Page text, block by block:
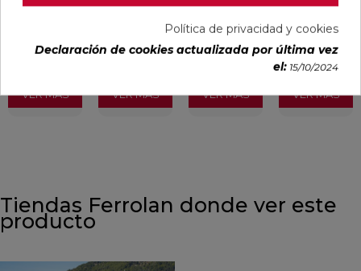
(IVA
VER MÁS
/m²
(IVA
VER MÁS
34,49 €
/m²
(IVA
VER MÁS
30,13 €
/m²
(IVA
incl.)
VER MÁS
Tiendas Ferrolan donde ver este
producto
Política de privacidad y cookies
Declaración de cookies actualizada por última vez
el: 15/10/2024